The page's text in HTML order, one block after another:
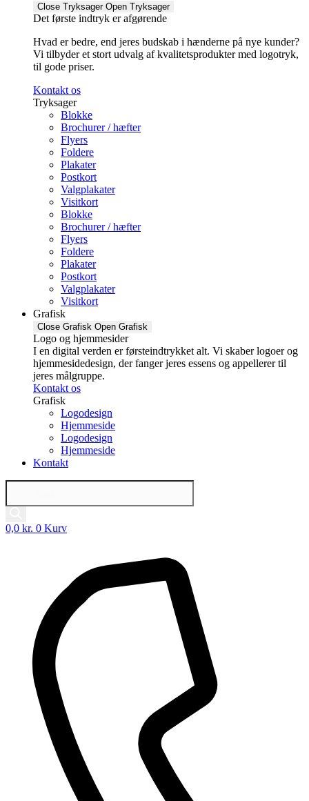
Close Tryksager Open Tryksager
Det første indtryk er afgørende
Hvad er bedre, end jeres budskab i hænderne på nye kunder?
Vi tilbyder et stort udvalg af kvalitetsprodukter med logotryk,
til gode priser.
Kontakt os
Tryksager
Blokke
Brochurer / hæfter
Flyers
Foldere
Plakater
Postkort
Valgplakater
Visitkort
Blokke
Brochurer / hæfter
Flyers
Foldere
Plakater
Postkort
Valgplakater
Visitkort
Grafisk
Close Grafisk Open Grafisk
Logo og hjemmesider
I en digital verden er førsteindtrykket alt. Vi skaber logoer og
hjemmesidedesign, der fanger jeres essens og appellerer til
jeres målgruppe.
Kontakt os
Grafisk
Logodesign
Hjemmeside
Logodesign
Hjemmeside
Kontakt
Products
0,0 kr. 0 Kurv